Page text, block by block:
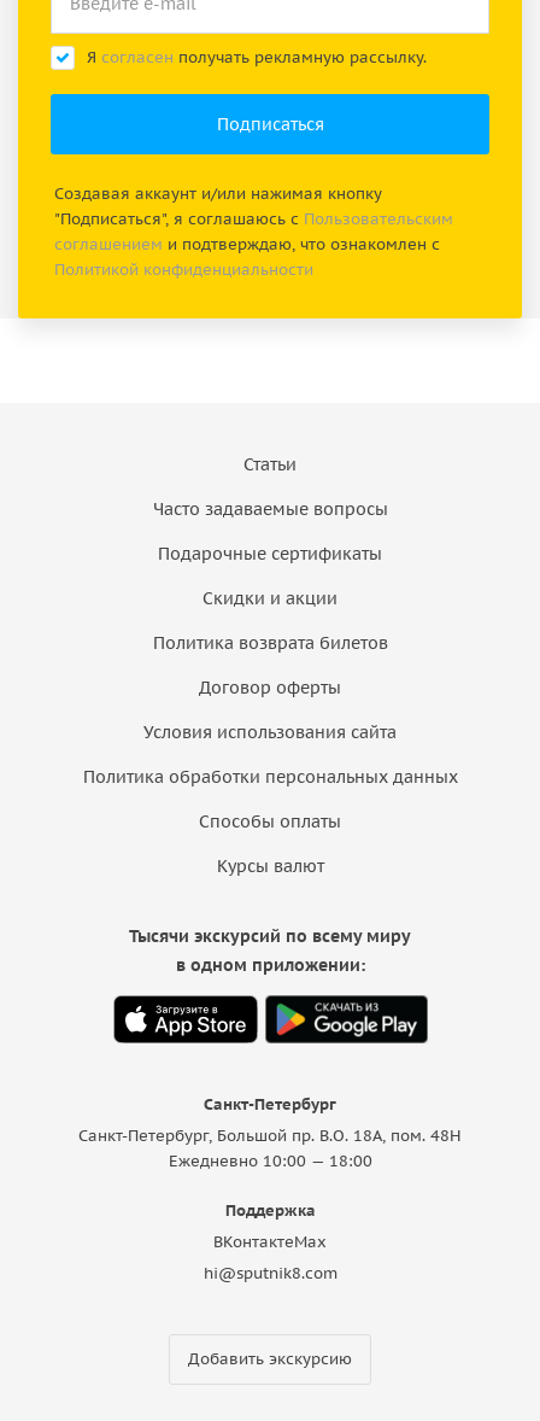
Я согласен получать рекламную рассылку.
Создавая аккаунт и/или нажимая кнопку
"Подписаться", я соглашаюсь с Пользовательским
соглашением и подтверждаю, что ознакомлен с
Политикой конфиденциальности
Статьи
Часто задаваемые вопросы
Подарочные сертификаты
Скидки и акции
Политика возврата билетов
Договор оферты
Условия использования сайта
Политика обработки персональных данных
Способы оплаты
Курсы валют
Санкт-Петербург
Санкт-Петербург, Большой пр. В.О. 18A, пом. 48Н
Ежедневно 10:00 — 18:00
Поддержка
ВКонтактеMax
hi@sputnik8.com
Добавить экскурсию
Тысячи экскурсий по всему миру
в одном приложении: